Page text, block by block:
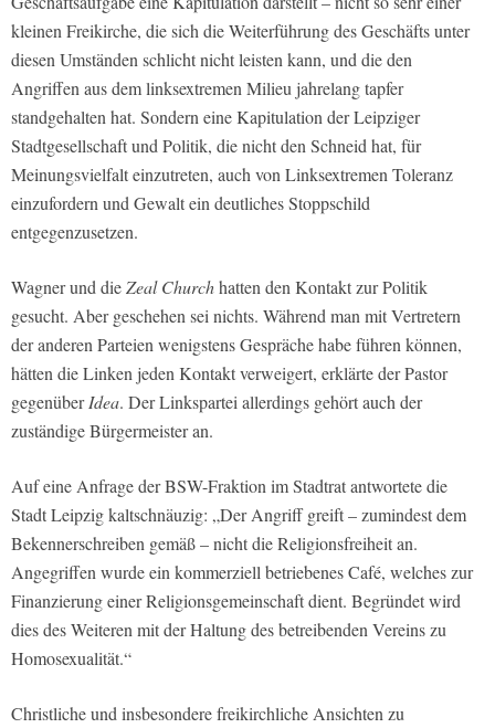
kleinen Freikirche, die sich die Weiterführung des Geschäfts unter
diesen Umständen schlicht nicht leisten kann, und die den
Angriffen aus dem linksextremen Milieu jahrelang tapfer
standgehalten hat. Sondern eine Kapitulation der Leipziger
Stadtgesellschaft und Politik, die nicht den Schneid hat, für
Meinungsvielfalt einzutreten, auch von Linksextremen Toleranz
einzufordern und Gewalt ein deutliches Stoppschild
entgegenzusetzen.
Wagner und dieZeal Churchhatten den Kontakt zur Politik
gesucht. Aber geschehen sei nichts. Während man mit Vertretern
der anderen Parteien wenigstens Gespräche habe führen können,
hätten die Linken jeden Kontakt verweigert, erklärte der Pastor
gegenüberIdea. Der Linkspartei allerdings gehört auch der
zuständige Bürgermeister an.
Auf eine Anfrage der BSW-Fraktion im Stadtrat antwortete die
Stadt Leipzig kaltschnäuzig: „Der Angriff greift – zumindest dem
Bekennerschreiben gemäß – nicht die Religionsfreiheit an.
Angegriffen wurde ein kommerziell betriebenes Café, welches zur
Finanzierung einer Religionsgemeinschaft dient. Begründet wird
dies des Weiteren mit der Haltung des betreibenden Vereins zu
Homosexualität.“
Christliche und insbesondere freikirchliche Ansichten zu